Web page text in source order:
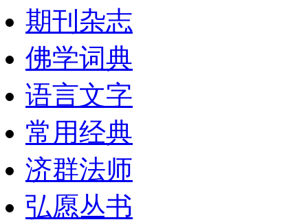
期刊杂志
佛学词典
语言文字
常用经典
济群法师
弘愿丛书